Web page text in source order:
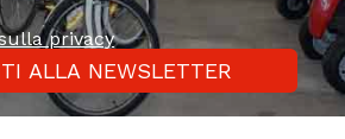
privacy
ALLA NEWSLETTER